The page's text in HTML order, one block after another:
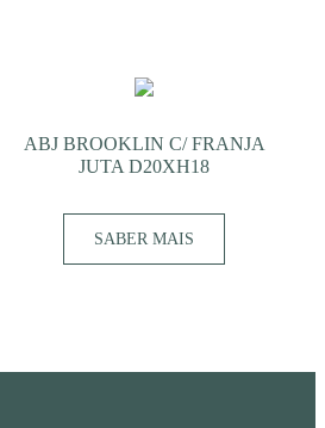
ABJ BROOKLIN C/ FRANJA
JUTA D20XH18
SABER MAIS